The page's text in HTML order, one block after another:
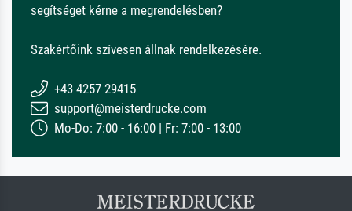
segítséget kérne a megrendelésben?
Szakértőink szívesen állnak rendelkezésére.
+43 4257 29415
support@meisterdrucke.com
Mo-Do: 7:00 - 16:00 | Fr: 7:00 - 13:00